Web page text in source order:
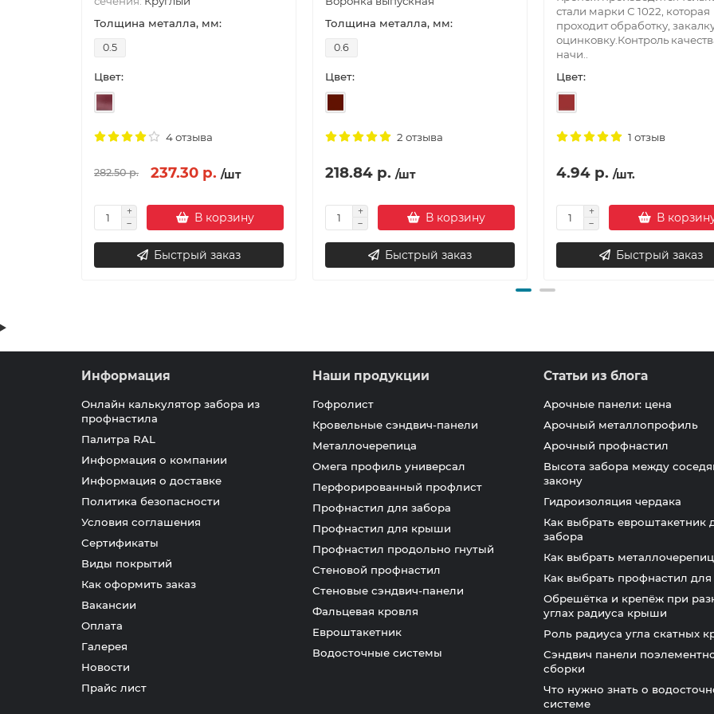
Толщина металла, мм:
0.5
Цвет:
4 отзыва
282.50 р. 237.30 р. /шт
В корзину
Быстрый заказ
Толщина металла, мм:
0.6
Цвет:
2 отзыва
218.84 р. /шт
В корзину
Быстрый заказ
стали марки С 1022, которая
проходит обработку,
оцинковку.Контроль
начи..
Цвет:
1 отзыв
4.94 р. /шт.
В
Быстрый заказ
Информация
Онлайн калькулятор забора из
профнастила
Палитра RAL
Информация о компании
Информация о доставке
Политика безопасности
Условия соглашения
Сертификаты
Виды покрытий
Как оформить заказ
Вакансии
Оплата
Галерея
Новости
Прайс лист
Наши продукции
Гофролист
Кровельные сэндвич-панели
Металлочерепица
Омега профиль универсал
Перфорированный профлист
Профнастил для забора
Профнастил для крыши
Профнастил продольно гнутый
Стеновой профнастил
Стеновые сэндвич-панели
Фальцевая кровля
Евроштакетник
Водосточные системы
Статьи из блога
Арочные панели: цена
Арочный металлопрофиль
Арочный профнастил
Высота забора между
закону
Гидроизоляция чердака
Как выбрать евроштакетник
забора
Как выбрать
Как выбрать профнастил
Обрешётка и крепёж при
углах радиуса крыши
Роль радиуса угла скатных
Сэндвич панели
сборки
Что нужно знать о
системе